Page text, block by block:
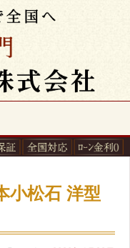
小松石 洋型